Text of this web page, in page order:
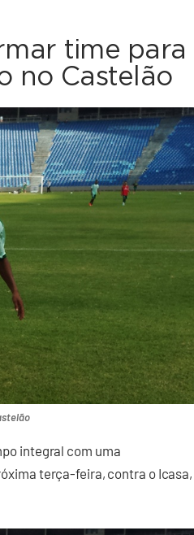
time para
no Castelão
integral com uma
terça-feira, contra o Icasa,